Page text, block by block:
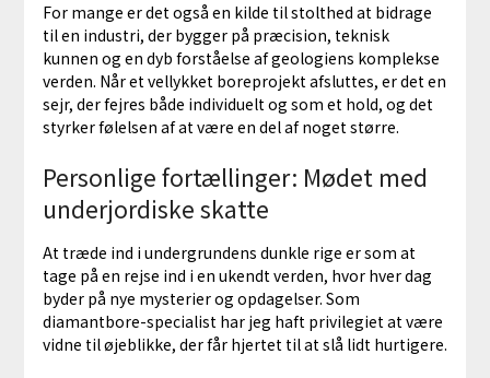
For mange er det også en kilde til stolthed at bidrage
til en industri, der bygger på præcision, teknisk
kunnen og en dyb forståelse af geologiens komplekse
verden. Når et vellykket boreprojekt afsluttes, er det en
sejr, der fejres både individuelt og som et hold, og det
styrker følelsen af at være en del af noget større.
Personlige fortællinger: Mødet med
underjordiske skatte
At træde ind i undergrundens dunkle rige er som at
tage på en rejse ind i en ukendt verden, hvor hver dag
byder på nye mysterier og opdagelser. Som
diamantbore-specialist har jeg haft privilegiet at være
vidne til øjeblikke, der får hjertet til at slå lidt hurtigere.